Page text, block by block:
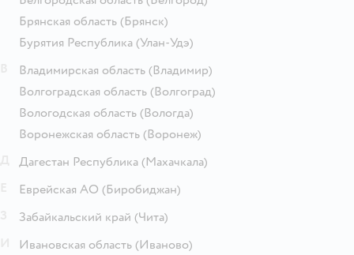
Брянская область (Брянск)
Бурятия Республика (Улан-Удэ)
Владимирская область (Владимир)
Волгоградская область (Волгоград)
Вологодская область (Вологда)
Воронежская область (Воронеж)
Дагестан Республика (Махачкала)
Еврейская АО (Биробиджан)
Забайкальский край (Чита)
Ивановская область (Иваново)